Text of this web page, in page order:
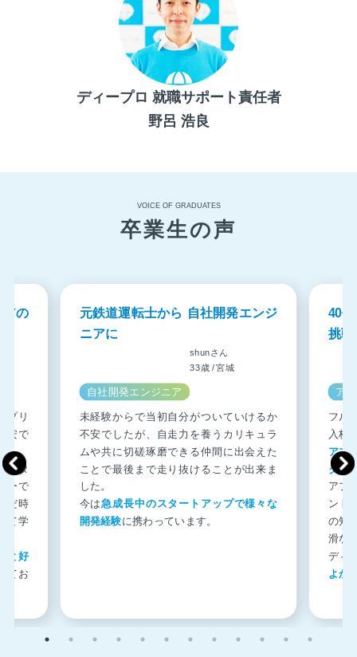
ディープロ 就職サポート責任者
野呂 浩良
VOICE OF GRADUATES
卒業生の声
アの
プリ
安で
ンタ
ーで
だ時
て学
と好
てお
元鉄道運転士から 自社開発エンジ
ニアに
shunさん
33歳 / 宮城
自社開発エンジニア
未経験からで当初自分がついていけるか
不安でしたが、自走力を養うカリキュラ
ムや共に切磋琢磨できる仲間に出会えた
ことで最後まで走り抜けることが出来ま
した。
今は急成長中のスタートアップで様々な
開発経験に携わっています。
40
挑戦
ア
フル
入校
アプ
クワ
アプ
ント
の知
滑な
ディ
よか